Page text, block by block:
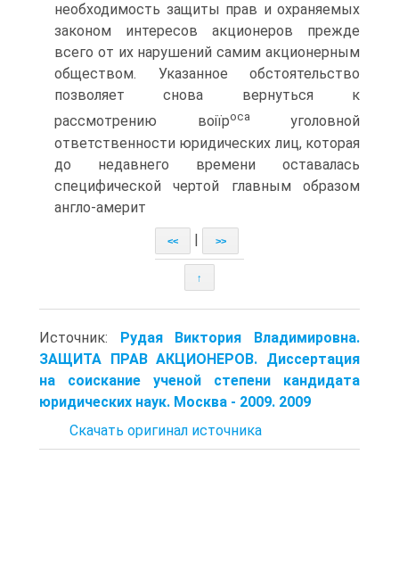
необходимость защиты прав и охраняемых
законом интересов акционеров прежде
всего от их нарушений самим акционерным
обществом. Указанное обстоятельство
позволяет снова вернуться к
рассмотрению воіїроса
уголовной
ответственности юридических лиц, которая
до недавнего времени оставалась
специфической чертой главным образом
англо-америт
<< | >>
↑
Источник:
Рудая Виктория Владимировна.
ЗАЩИТА ПРАВ АКЦИОНЕРОВ. Диссертация
на соискание ученой степени кандидата
юридических наук. Москва - 2009. 2009
Скачать оригинал источника